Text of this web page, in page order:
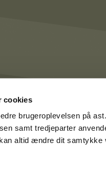
cookies
brugeroplevelsen på
samt tredjeparter
altid ændre dit samtykke